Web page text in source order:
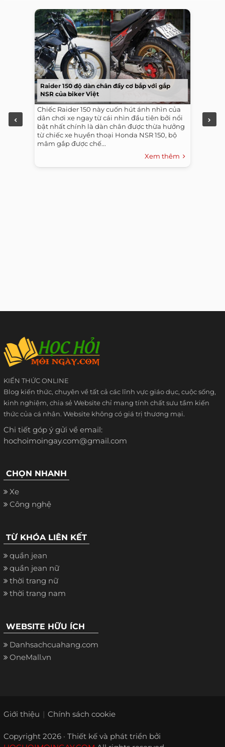
Raider 150 độ dàn chân đầy cơ bắp với gắp
NSR của biker Việt
Chiếc Raider 150 này cuốn hút ánh nhìn của
dân chơi xe ngay từ cái nhìn đầu tiên bởi nổi
bật nhất chính là dàn chân được thừa hưởng
từ chiếc xe huyền thoại Honda NSR 150, bộ
mâm gắp được chế...
Xem thêm
KIẾN THỨC ONLINE
Blog kiến thức, chuyên về tất cả các lĩnh vực giáo dục, cuộc sống,
kinh nghiệm, chia sẻ Website chỉ mang tính chất sưu tầm kiến
thức của cá nhân. Website không có giá trị thương mại.
Chi tiết góp ý gửi về email:
hochoimoingay.com@gmail.com
CHỌN NHANH
Xe
Công nghệ
TỪ KHÓA LIÊN KẾT
quần jean
quần jean nữ
thời trang nữ
thời trang nam
WEBSITE HỮU ÍCH
Danhsachcuahang.com
OneMall.vn
Giới thiệu Chính sách cookie
Copyright 2026 · Thiết kế và phát triển bởi